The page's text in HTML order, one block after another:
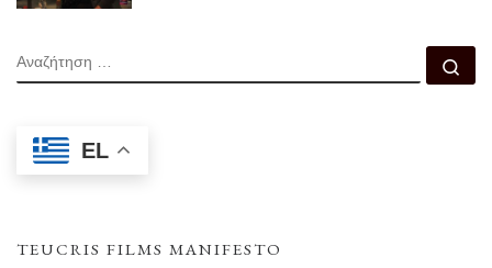
ΑΝΑΖΉΤΗΣΗ
EL
TEUCRIS FILMS MANIFESTO